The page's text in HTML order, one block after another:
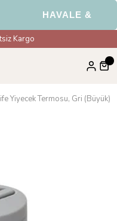
HAVALE & EFT
Kargo
Yiyecek Termosu, Gri (Büyük)